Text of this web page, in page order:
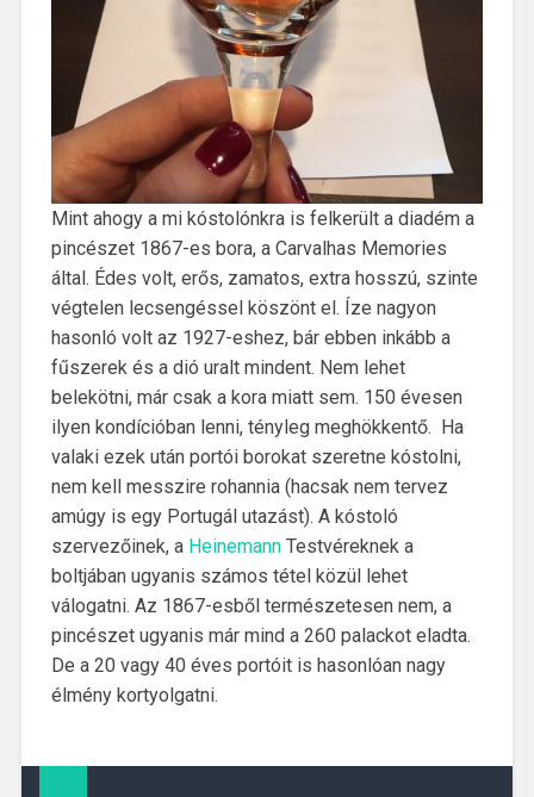
Mint ahogy a mi kóstolónkra is felkerült a diadém a
pincészet 1867-es bora, a Carvalhas Memories
által. Édes volt, erős, zamatos, extra hosszú, szinte
végtelen lecsengéssel köszönt el. Íze nagyon
hasonló volt az 1927-eshez, bár ebben inkább a
fűszerek és a dió uralt mindent. Nem lehet
belekötni, már csak a kora miatt sem. 150 évesen
ilyen kondícióban lenni, tényleg meghökkentő. Ha
valaki ezek után portói borokat szeretne kóstolni,
nem kell messzire rohannia (hacsak nem tervez
amúgy is egy Portugál utazást). A kóstoló
szervezőinek, a HeinemannTestvéreknek a
boltjában ugyanis számos tétel közül lehet
válogatni. Az 1867-esből természetesen nem, a
pincészet ugyanis már mind a 260 palackot eladta.
De a 20 vagy 40 éves portóit is hasonlóan nagy
élmény kortyolgatni.